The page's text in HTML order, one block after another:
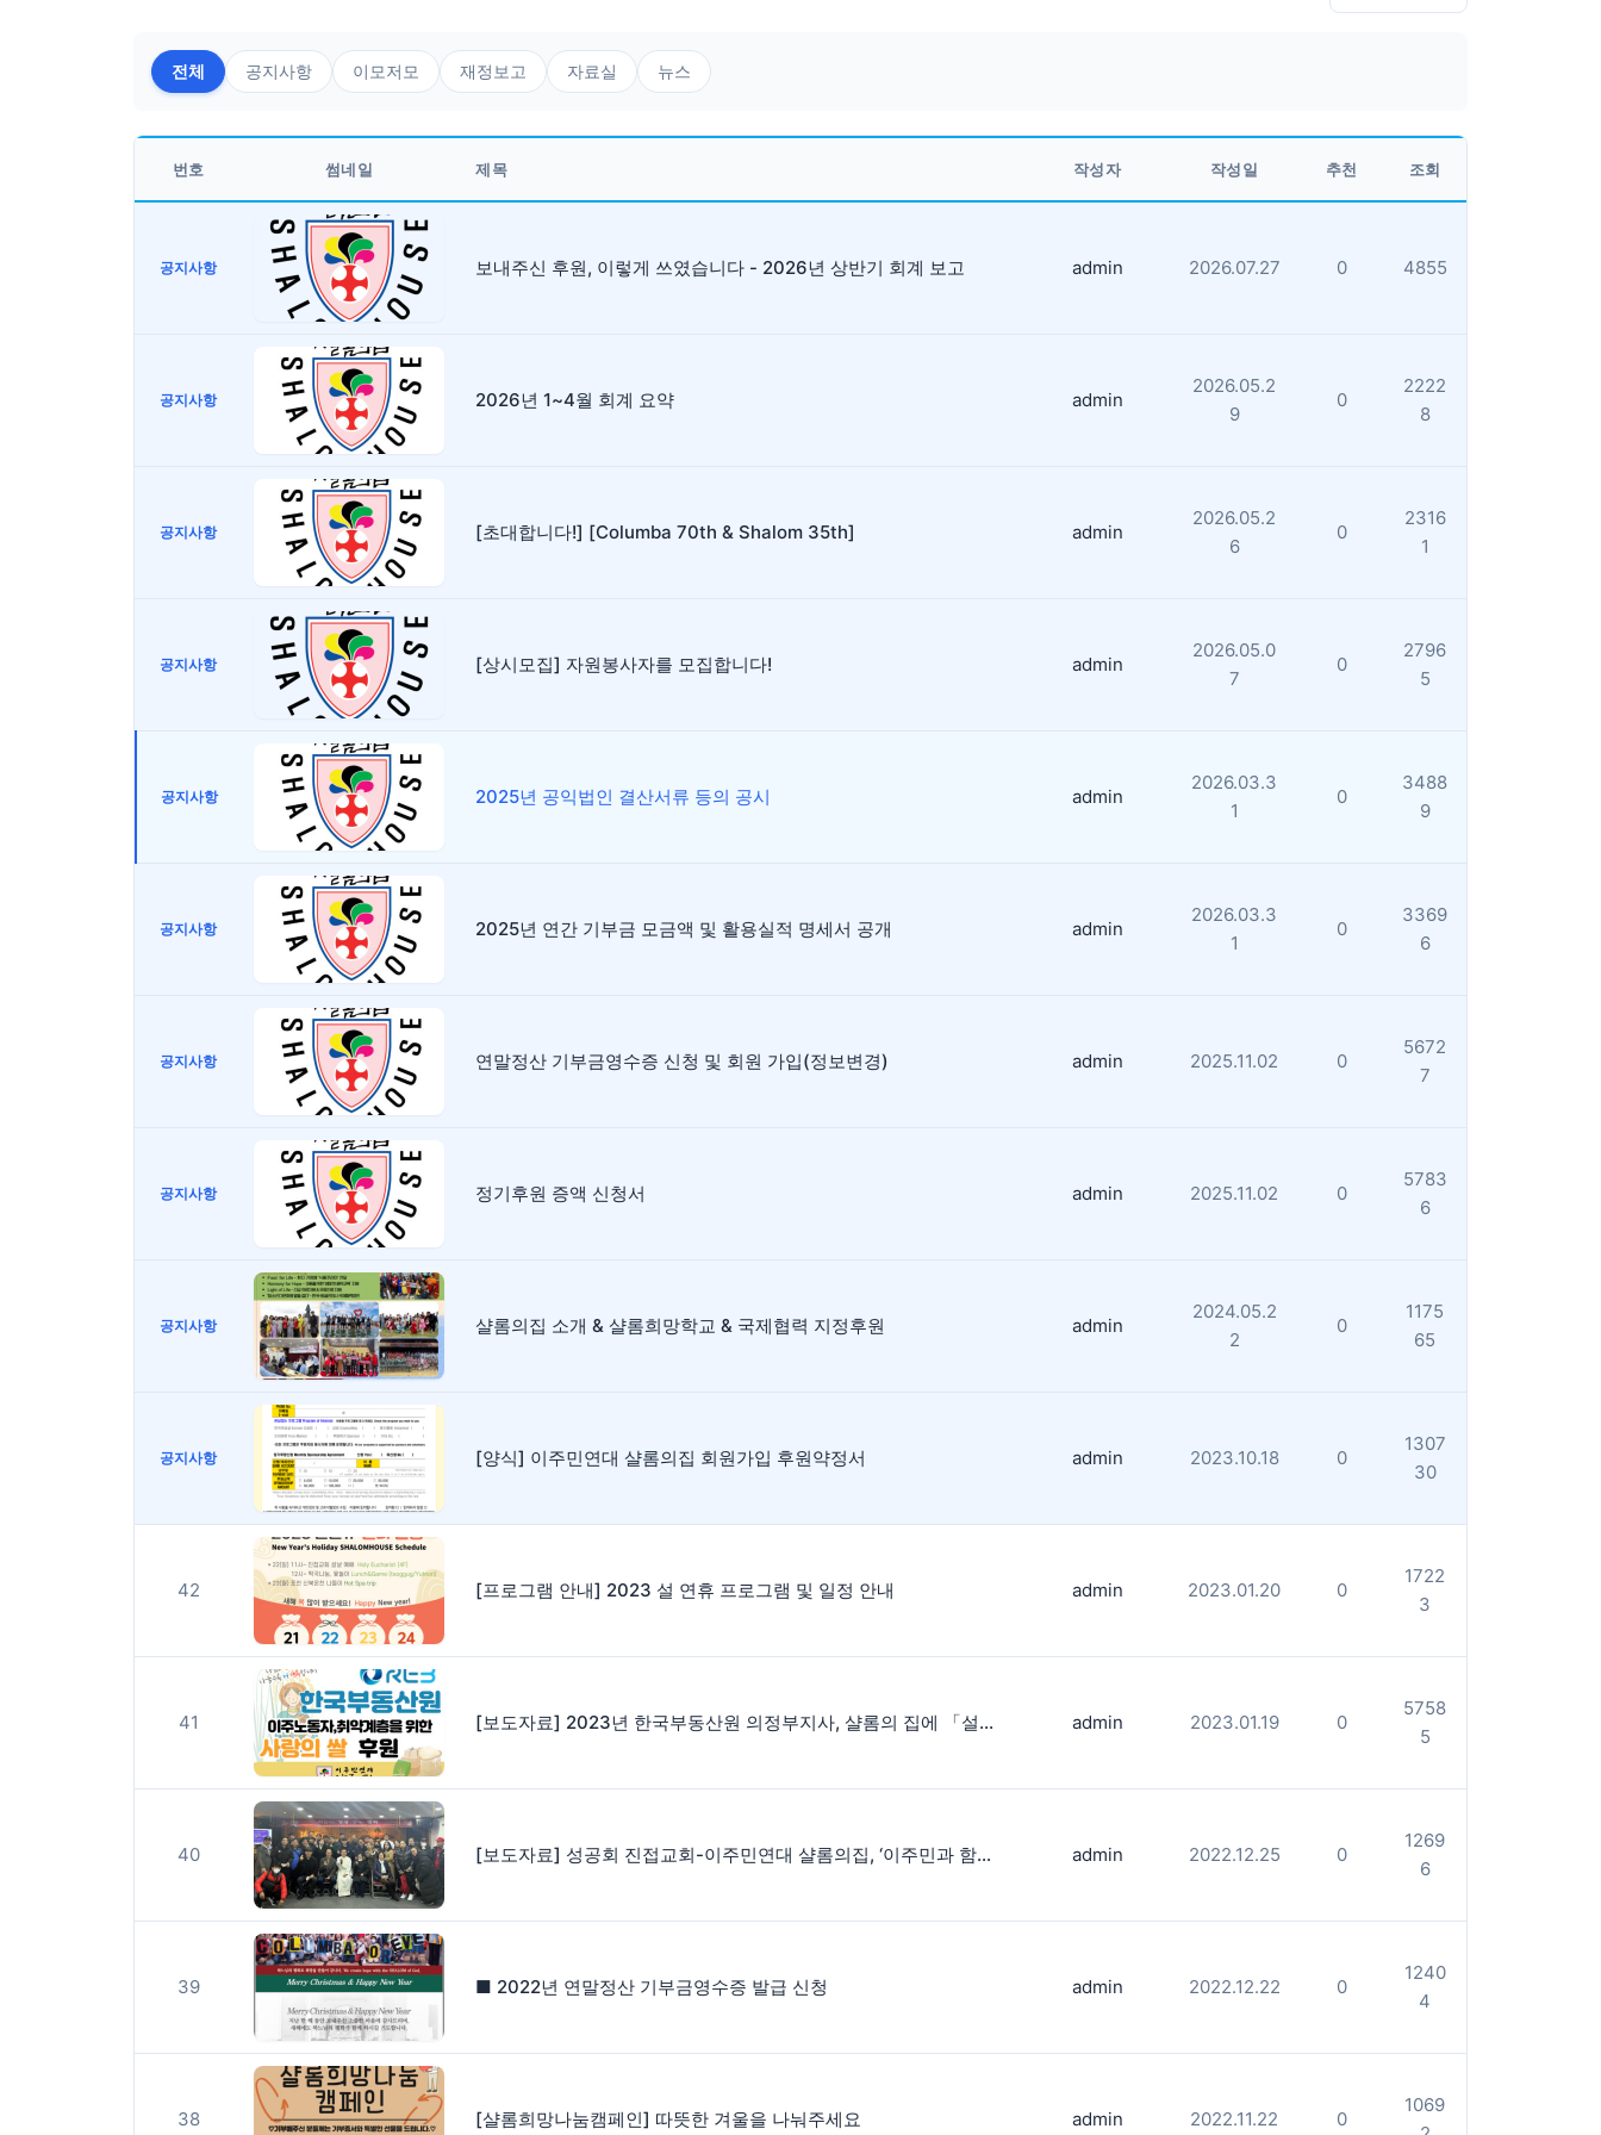
전체 공지사항 이모저모 재정보고 자료실 뉴스
번호 썸네일 제목 작성자 작성일 추천 조회
공지사항 보내주신 후원, 이렇게 쓰였습니다 - 2026년 상반기 회계 보고 admin 2026.07.27 0 4855
공지사항 2026년 1~4월 회계 요약 admin
2026.05.2
9
0
2222
8
공지사항 [초대합니다!] [Columba 70th & Shalom 35th] admin
2026.05.2
6
0
2316
1
공지사항 [상시모집] 자원봉사자를 모집합니다! admin
2026.05.0
7
0
2796
5
공지사항 2025년 공익법인 결산서류 등의 공시 admin
2026.03.3
1
0
3488
9
공지사항 2025년 연간 기부금 모금액 및 활용실적 명세서 공개 admin
2026.03.3
1
0
3369
6
공지사항 연말정산 기부금영수증 신청 및 회원 가입(정보변경) admin 2025.11.02 0
5672
7
공지사항 정기후원 증액 신청서 admin 2025.11.02 0
5783
6
공지사항 샬롬의집 소개 & 샬롬희망학교 & 국제협력 지정후원 admin
2024.05.2
2
0
1175
65
공지사항 [양식] 이주민연대 샬롬의집 회원가입 후원약정서 admin 2023.10.18 0
1307
30
42 [프로그램 안내] 2023 설 연휴 프로그램 및 일정 안내 admin 2023.01.20 0
1722
3
41 [보도자료] 2023년 한국부동산원 의정부지사, 샬롬의 집에 「설맞이 사랑의 쌀 나눔」 admin 2023.01.19 0
5758
5
40 [보도자료] 성공회 진접교회-이주민연대 샬롬의집, ‘이주민과 함께하는 성탄 전야’ 개최 admin 2022.12.25 0
1269
6
39 ■ 2022년 연말정산 기부금영수증 발급 신청 admin 2022.12.22 0
1240
4
38 [샬롬희망나눔캠페인] 따뜻한 겨울을 나눠주세요 admin 2022.11.22 0
1069